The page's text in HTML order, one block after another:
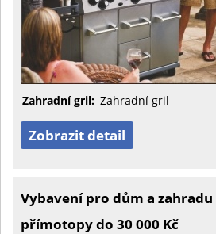
Zahradní gril: Zahradní gril
Zobrazit detail
Vybavení pro dům a
přímotopy do 30 000 Kč